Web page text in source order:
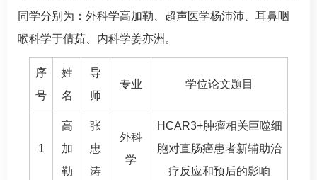
同学分别为：外科学高加勒、超声医学杨沛沛、耳鼻咽
喉科学于倩茹、内科学姜亦洲。
序
号
姓
名
导
师
专业 学位论文题目
1
高
加
勒
张
忠
涛
外科
学
HCAR3+肿瘤相关巨噬细
胞对直肠癌患者新辅助治
疗反应和预后的影响